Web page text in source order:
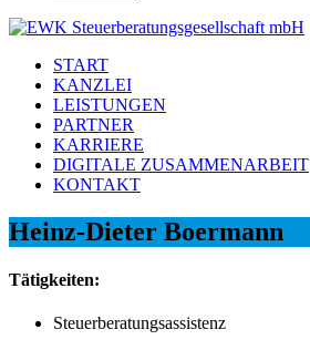
START
KANZLEI
LEISTUNGEN
PARTNER
KARRIERE
DIGITALE ZUSAMMENARBEIT
KONTAKT
Heinz-Dieter Boermann
Tätigkeiten:
Steuerberatungsassistenz